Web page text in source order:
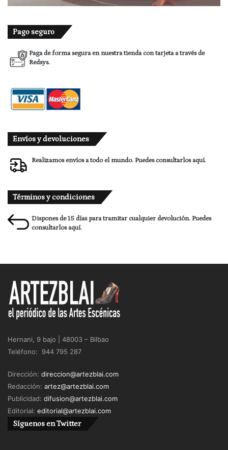
Pago seguro
Paga de forma segura en nuestra tienda con tarjeta a través de
Redsys.
Envíos y devoluciones
Realizamos envíos a todo el mundo. Puedes consultarlosaquí.
Términos y condiciones
Dispones de 15 días para tramitar cualquier devolución. Puedes
consultarlosaquí.
Hernani, 9 bajo | 48003 – Bilbao
Teléfono: 944 795 287
Dirección: direccion@artezblai.com
Redacción: artez@artezblai.com
Publicidad: difusion@artezblai.com
Editorial: editorial@artezblai.com
Síguenos en Twitter